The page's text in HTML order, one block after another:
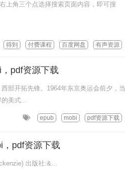
上角三个点选择搜索页面内容，即可搜
得到 付费课程 百度网盘 有声资源
pdf资源下载
部开拓先锋。1964年东京奥运会前夕，当
的美式...
epub mobi pdf资源下载
pdf资源下载
出版社:&...